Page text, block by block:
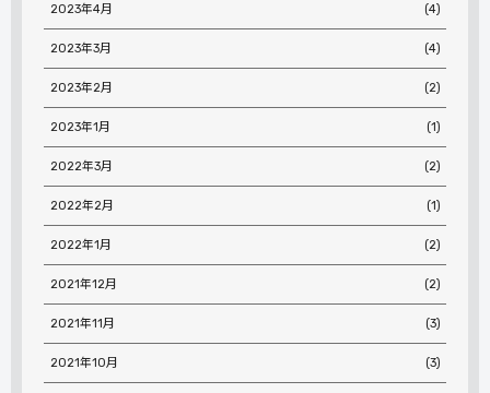
2023年4月 (4)
2023年3月 (4)
2023年2月 (2)
2023年1月 (1)
2022年3月 (2)
2022年2月 (1)
2022年1月 (2)
2021年12月 (2)
2021年11月 (3)
2021年10月 (3)